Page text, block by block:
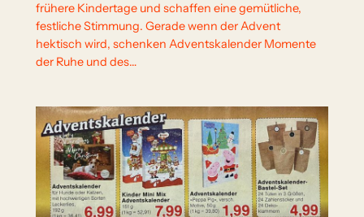
frühere Kindertage und schaffen eine gemütliche,
festliche Stimmung. Gerade wenn der Advent
hektisch wird, schenken Adventskalender Momente
der Ruhe und des…